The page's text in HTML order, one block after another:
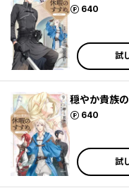
640
ポイント
試
穏やか貴族
640
ポイント
試